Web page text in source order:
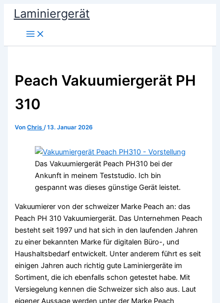
Zum
Inhalt
springen
Laminiergerät
Peach Vakuumiergerät PH
310
VonChris/13. Januar 2026
Das Vakuumiergerät Peach PH310 bei der
Ankunft in meinem Teststudio. Ich bin
gespannt was dieses günstige Gerät leistet.
Vakuumierer von der schweizer Marke Peach an: das
Peach PH 310 Vakuumiergerät. Das Unternehmen Peach
besteht seit 1997 und hat sich in den laufenden Jahren
zu einer bekannten Marke für digitalen Büro-, und
Haushaltsbedarf entwickelt. Unter anderem führt es seit
einigen Jahren auch richtig gute Laminiergeräte im
Sortiment, die ich ebenfalls schon getestet habe. Mit
Versiegelung kennen die Schweizer sich also aus. Laut
eigener Aussage werden unter der Marke Peach